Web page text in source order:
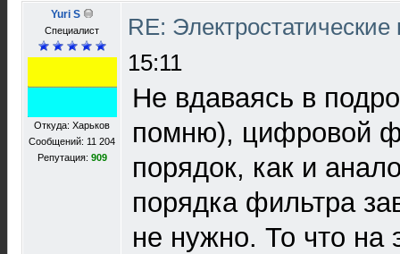
Yuri S
Специалист
Откуда: Харьков
Сообщений: 11 204
Репутация: 909
RE:
15:11
Не вдаваясь в
помню), цифровой
порядок, как и
порядка фильтра
не нужно. То что на